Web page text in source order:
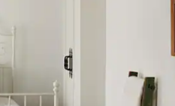
pour les parcourir ou en appuyant et en